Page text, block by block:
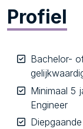
Profiel
Bachelor-
Minimaal 5
Engineer